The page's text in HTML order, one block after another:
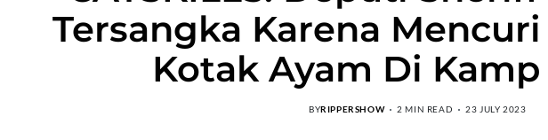
Tersangka Karena
Kotak Ayam Di
BYRIPPERSHOW 2 MIN READ 23 JULY 2023